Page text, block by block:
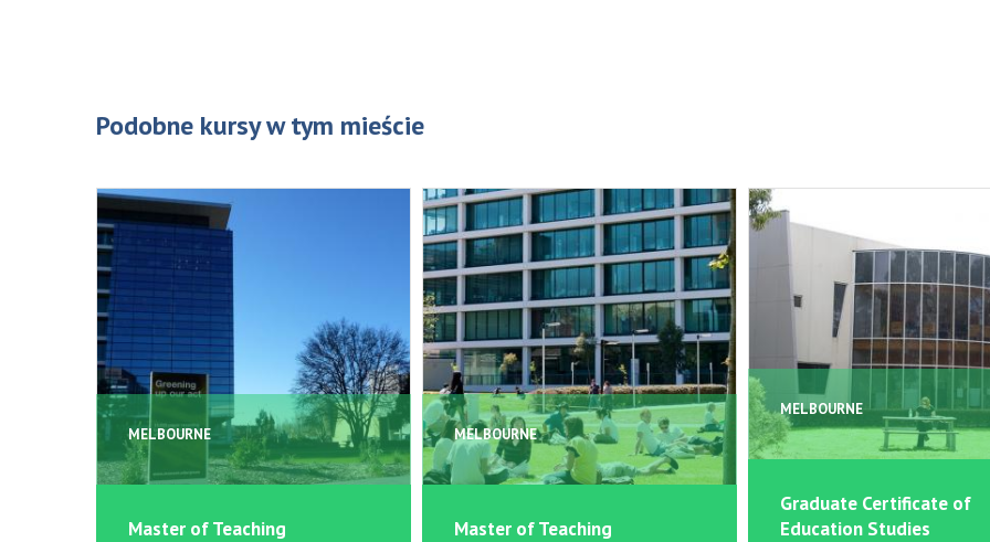
Podobne kursy w tym mieście
MELBOURNE
Master of Teaching
MELBOURNE
Master of Teaching
MELBOURNE
Graduate Certificate of
Education Studies